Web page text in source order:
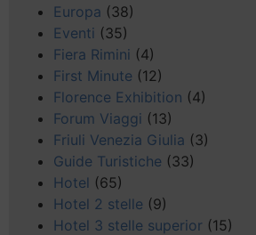
Europa (38)
Eventi (35)
Fiera Rimini (4)
First Minute (12)
Florence Exhibition (4)
Forum Viaggi (13)
Friuli Venezia Giulia (3)
Guide Turistiche (33)
Hotel (65)
Hotel 2 stelle (9)
Hotel 3 stelle superior (15)